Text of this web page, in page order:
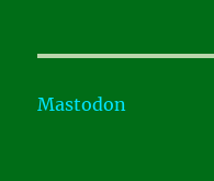
Mastodon